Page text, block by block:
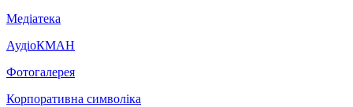
Медіатека
АудіоКМАН
Фотогалерея
Корпоративна символіка